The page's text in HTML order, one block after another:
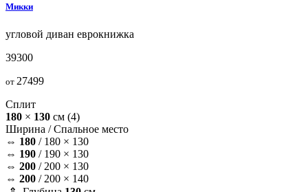
Микки
угловой диван еврокнижка
39300
от 27499
Сплит
180 × 130 см (4)
Ширина /Спальное место
⇔ 180 / 180 × 130
⇔ 190 / 190 × 130
⇔ 200 / 200 × 130
⇔ 200 / 200 × 140